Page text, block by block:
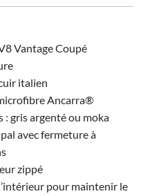
Vantage Coupé
italien
Ancarra®
gris argenté ou moka
avec fermeture à
zippé
pour maintenir le